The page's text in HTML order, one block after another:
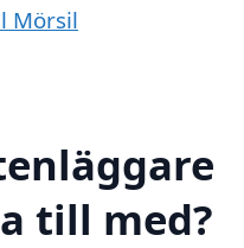
Mörsil
till med?